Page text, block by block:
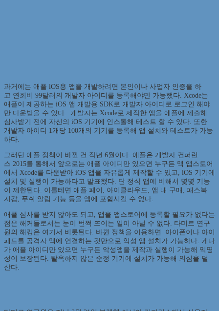
과거에는 애플 iOS용 앱을 개발하려면 본인이나 사업자 인증을 하
고 연회비 99달러의 개발자 아이디를 등록해야만 가능했다. Xcode는
애플이 제공하는 iOS 앱 개발용 SDK로 개발자 아이디로 로그인 해야
만 다운받을 수 있다. 개발자는 Xcode로 제작한 앱을 애플에 제출해
심사받기 전에 자신의 iOS 기기에 인스톨해 테스트 할 수 있다. 또한
개발자 아이디 1개당 100개의 기기를 등록해 앱 설치와 테스트가 가능
하다.
그러던 애플 정책이 바뀐 건 작년 6월이다. 애플은 개발자 컨퍼런
스 2015를 통해서 앞으로는 애플 아이디만 있으면 누구든 맥 앱스토어
에서 Xcode를 다운받아 iOS 앱을 자유롭게 제작할 수 있고, iOS 기기에
설치 및 실행이 가능하다고 발표했다. 단 정식 앱에 비해서 몇몇 기능
이 제한된다. 이를테면 애플 페이, 아이클라우드, 앱 내 구매, 패스북
지갑, 푸쉬 알림 기능 등을 앱에 포함시킬 수 없다.
애플 심사를 받지 않아도 되고, 앱을 앱스토어에 등록할 필요가 없다는
점은 해커들로서는 눈이 번쩍 뜨이는 일이 아닐 수 없다. 타미르 연구
원의 해킹은 여기서 비롯된다. 바뀐 정책을 이용하면 아이폰이나 아이
패드를 공격자 맥에 연결하는 것만으로 악성 앱 설치가 가능하다. 게다
가 애플 아이디만 있으면 누구든 악성앱을 제작과 실행이 가능해 익명
성이 보장된다. 탈옥하지 않은 순정 기기에 설치가 가능해 의심을 덜
산다.